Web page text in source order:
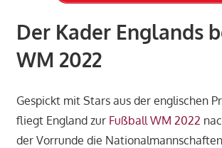
Der Kader Englands
WM 2022
Gespickt mit Stars aus der englischen
fliegt England zur Fußball WM 2022
der Vorrunde die